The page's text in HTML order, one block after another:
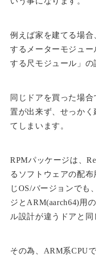
例えば家を建てる場合
するメーターモジュー
する尺モジュール」の
同じドアを買った場
置が出来ず、せっか
てしまいます。
RPMパッケージは、
るソフトウェアの配
じOS/バージョンでも
ジとARM(aarch64)用
ル設計が違うドアと同
その為、ARM系CPU